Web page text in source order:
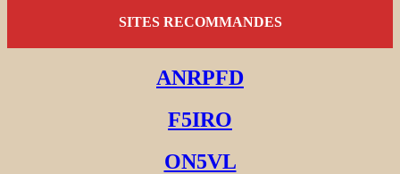
SITES RECOMMANDES
ANRPFD
F5IRO
ON5VL